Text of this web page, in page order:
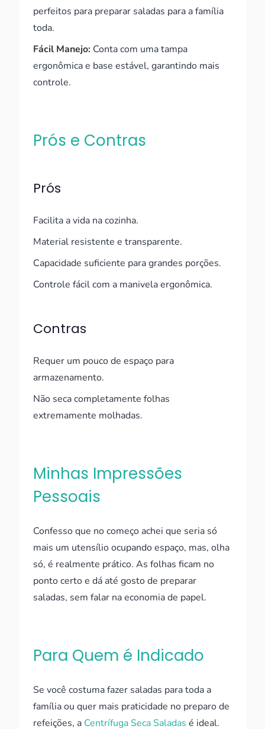
perfeitos para preparar saladas para a família
toda.
Fácil Manejo: Conta com uma tampa
ergonômica e base estável, garantindo mais
controle.
Prós e Contras
Prós
Facilita a vida na cozinha.
Material resistente e transparente.
Capacidade suficiente para grandes porções.
Controle fácil com a manivela ergonômica.
Contras
Requer um pouco de espaço para
armazenamento.
Não seca completamente folhas
extremamente molhadas.
Minhas Impressões
Pessoais
Confesso que no começo achei que seria só
mais um utensílio ocupando espaço, mas, olha
só, é realmente prático. As folhas ficam no
ponto certo e dá até gosto de preparar
saladas, sem falar na economia de papel.
Para Quem é Indicado
Se você costuma fazer saladas para toda a
família ou quer mais praticidade no preparo de
refeições, a Centrífuga Seca Saladas é ideal.